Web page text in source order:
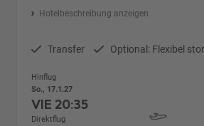
Hotelbeschreibung anzeigen
Transfer Optional: Flexibel
Hinflug
So., 17.1.27
VIE 20:35
Direktflug